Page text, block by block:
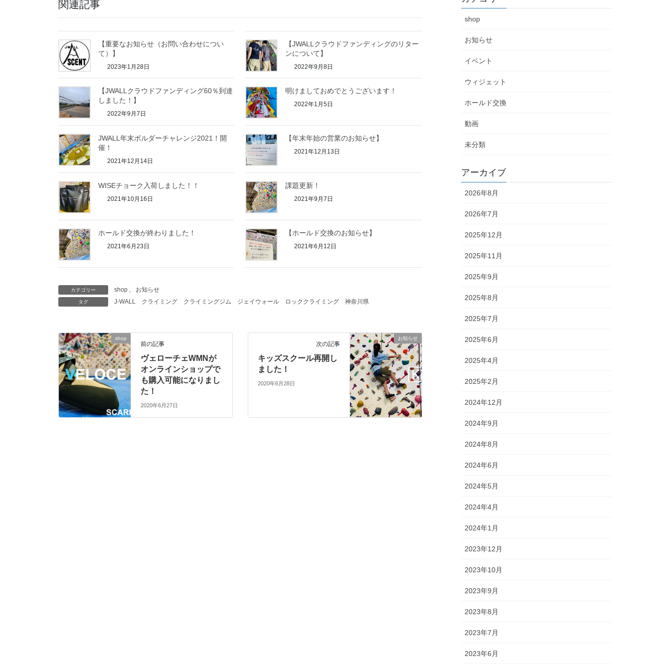
関連記事
【重要なお知らせ（お問い合わせについ
て）】
2023年1月28日
【JWALLクラウドファンディングのリター
ンについて】
2022年9月8日
【JWALLクラウドファンディング60％到達
しました！】
2022年9月7日
明けましておめでとうございます！
2022年1月5日
JWALL年末ボルダーチャレンジ2021！開
催！
2021年12月14日
【年末年始の営業のお知らせ】
2021年12月13日
WISEチョーク入荷しました！！
2021年10月16日
課題更新！
2021年9月7日
ホールド交換が終わりました！
2021年6月23日
【ホールド交換のお知らせ】
2021年6月12日
カテゴリー shop お知らせ
タグ J-WALL クライミング クライミングジム ジェイウォール ロッククライミング 神奈川県
shop
前の記事
ヴェローチェWMNが
オンラインショップで
も購入可能になりまし
た！
2020年6月27日
お知らせ
次の記事
キッズスクール再開し
ました！
2020年6月28日
shop
お知らせ
イベント
ウィジェット
ホールド交換
動画
未分類
アーカイブ
2026年8月
2026年7月
2025年12月
2025年11月
2025年9月
2025年8月
2025年7月
2025年6月
2025年4月
2025年2月
2024年12月
2024年9月
2024年8月
2024年6月
2024年5月
2024年4月
2024年1月
2023年12月
2023年10月
2023年9月
2023年8月
2023年7月
2023年6月